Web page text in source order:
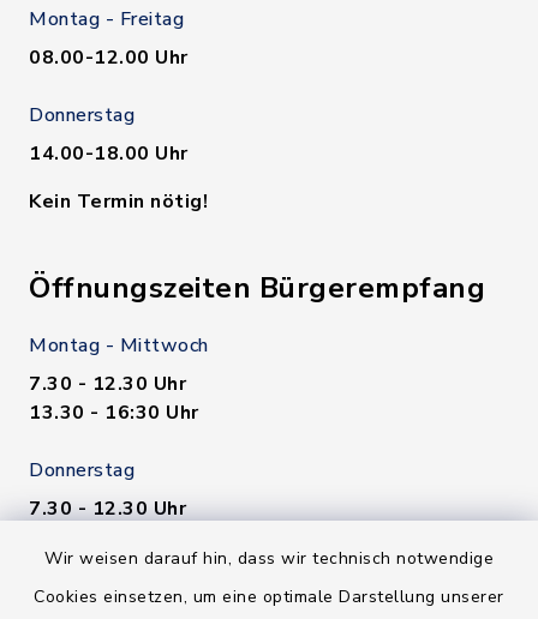
Wir weisen darauf hin, dass wir technisch notwendige
Cookies einsetzen, um eine optimale Darstellung unserer
Montag - Freitag
08.00-12.00 Uhr
Donnerstag
14.00-18.00 Uhr
Kein Termin nötig!
Öffnungszeiten Bürgerempfang
Montag - Mittwoch
7.30 - 12.30 Uhr
13.30 - 16:30 Uhr
Donnerstag
7.30 - 12.30 Uhr
Freitag